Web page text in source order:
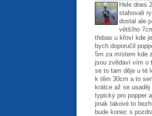
Hele dnes
stahovali
dostal ale
většího
třebas u křoví kde
bych doporučil
5m za místem kde
jsou zvědaví vím o
se to tam děje u té
k těm 30cm a to
krátce až se
typický pro popper
jinak takové to
bude konec s